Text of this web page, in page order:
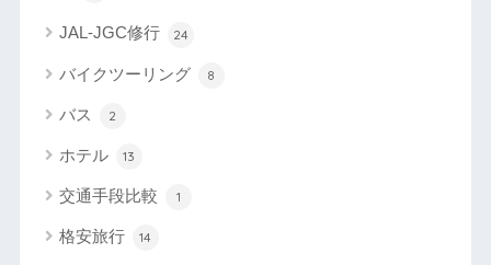
JAL-JGC修行 24
バイクツーリング 8
バス 2
ホテル 13
交通手段比較 1
格安旅行 14